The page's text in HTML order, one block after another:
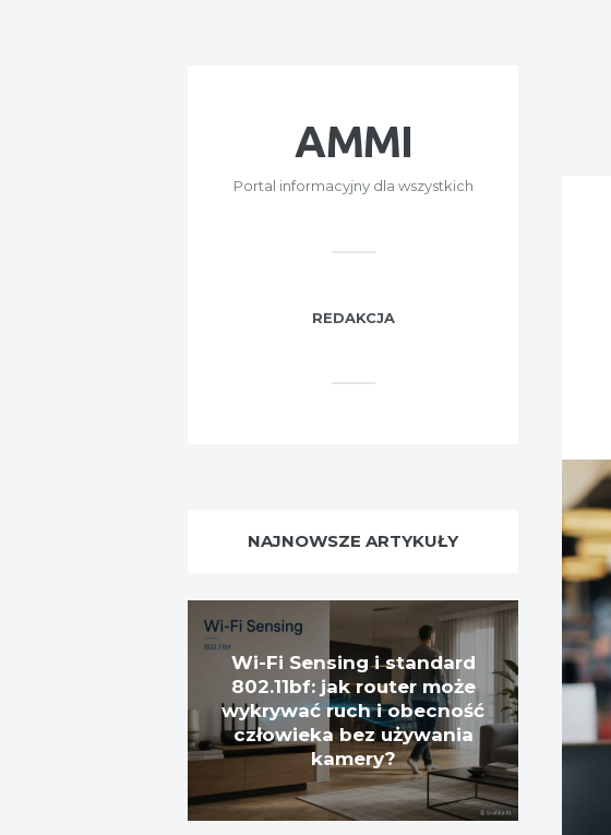
AMMI
Portal informacyjny dla wszystkich
REDAKCJA
NAJNOWSZE ARTYKUŁY
Wi-Fi Sensing i standard
802.11bf: jak router może
wykrywać ruch i obecność
człowieka bez używania
kamery?